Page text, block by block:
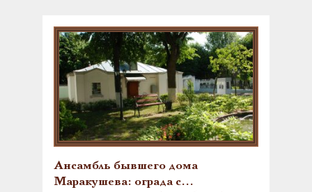
Ансамбль бывшего дома
Маракушева: ограда с